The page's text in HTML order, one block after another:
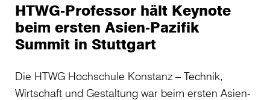
HTWG-Professor hält Keynote
beim ersten Asien-Pazifik
Summit in Stuttgart
Die HTWG Hochschule Konstanz – Technik,
Wirtschaft und Gestaltung war beim ersten Asien-